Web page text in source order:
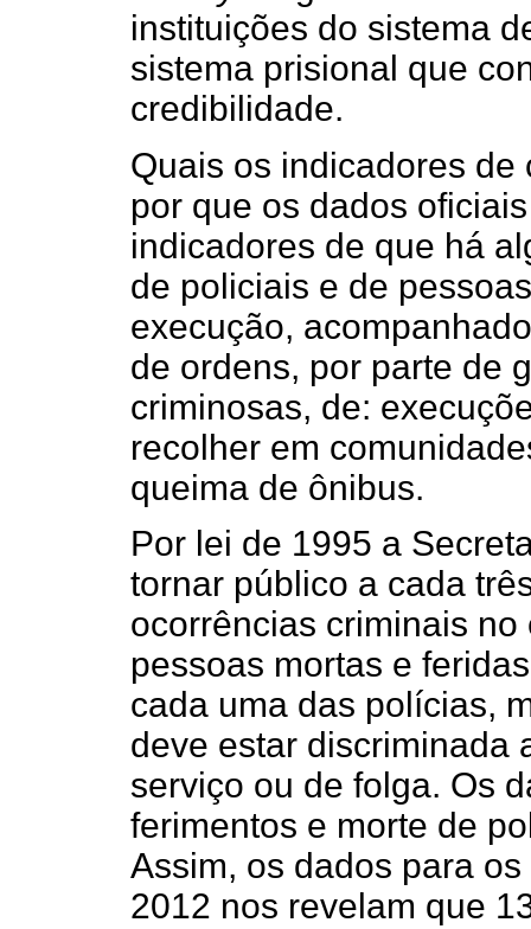
instituições do sistema
sistema prisional que
credibilidade.
Quais os indicadores
por que os dados
indicadores de que há
de policiais e de
execução,
de ordens, por parte de
criminosas, de:
recolher em
queima de ônibus.
Por lei de 1995 a
tornar público a cada
ocorrências criminais
pessoas mortas e
cada uma das polícias,
deve estar discriminada
serviço ou de folga. Os
ferimentos e morte de
Assim, os dados para
2012 nos revelam que